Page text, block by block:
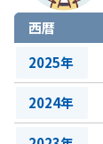
西暦
2025年
2024年